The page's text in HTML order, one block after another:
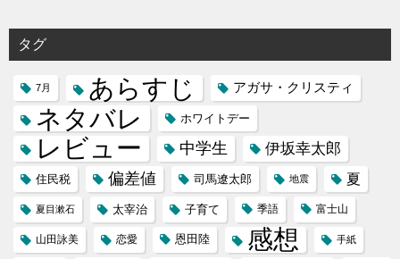
タグ
7月 あらすじ アガサ・クリスティ
ネタバレ ホワイトデー
レビュー 中学生 伊坂幸太郎
住民税 偏差値 司馬遼太郎 地震 夏
夏目漱石 太宰治 子育て 季語 富士山
山田詠美 恋愛 恩田陸 感想 手紙